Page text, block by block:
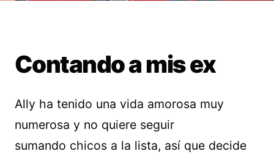
Contando a mis ex
Ally ha tenido una vida amorosa muy
numerosa y no quiere seguir
sumando chicos a la lista, así que decide